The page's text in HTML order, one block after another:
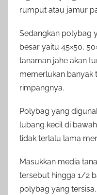
rumput atau jamur
Sedangkan polybag
besar yaitu 45×50,
tanaman jahe akan
memerlukan
rimpangnya.
Polybag yang
lubang kecil di
tidak terlalu lama
Masukkan media
tersebut hingga 1/2
polybag yang tersisa.